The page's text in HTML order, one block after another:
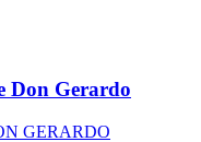
Don Gerardo
GERARDO